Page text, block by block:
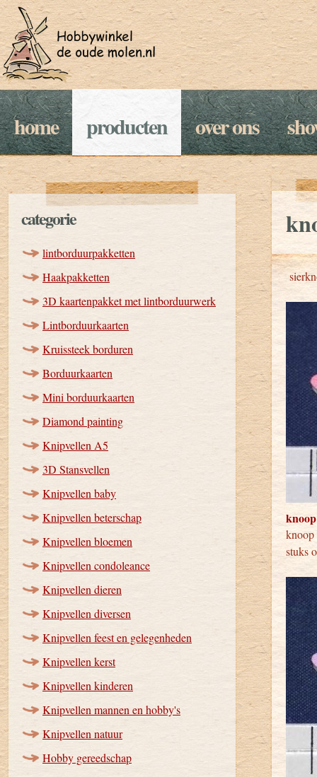
home producten over ons
categorie
lintborduurpakketten
Haakpakketten
3D kaartenpakket met lintborduurwerk
Lintborduurkaarten
Kruissteek borduren
Borduurkaarten
Mini borduurkaarten
Diamond painting
Knipvellen A5
3D Stansvellen
Knipvellen baby
Knipvellen beterschap
Knipvellen bloemen
Knipvellen condoleance
Knipvellen dieren
Knipvellen diversen
Knipvellen feest en gelegenheden
Knipvellen kerst
Knipvellen kinderen
Knipvellen mannen en hobby's
Knipvellen natuur
Hobby gereedschap
stuks